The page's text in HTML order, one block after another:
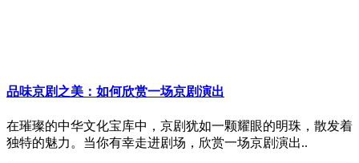
品味京剧之美：如何欣赏一场京剧演出
在璀璨的中华文化宝库中，京剧犹如一颗耀眼的明珠，散发着
独特的魅力。当你有幸走进剧场，欣赏一场京剧演出..